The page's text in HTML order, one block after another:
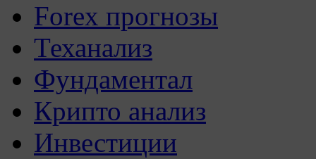
Forex прогнозы
Теханализ
Фундаментал
Крипто анализ
Инвестиции